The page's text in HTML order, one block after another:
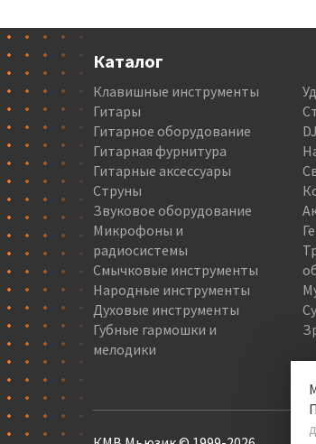
Каталог
Клавишные инструменты
Гитары
Гитарное оборудование
Гитарная фурнитура
Гитарные аксессуары
Струны
Звуковое оборудование
Микрофоны и
радиосистемы
Смычковые инструменты
Народные инструменты
Духовые инструменты
Губные гармошки и
мелодики